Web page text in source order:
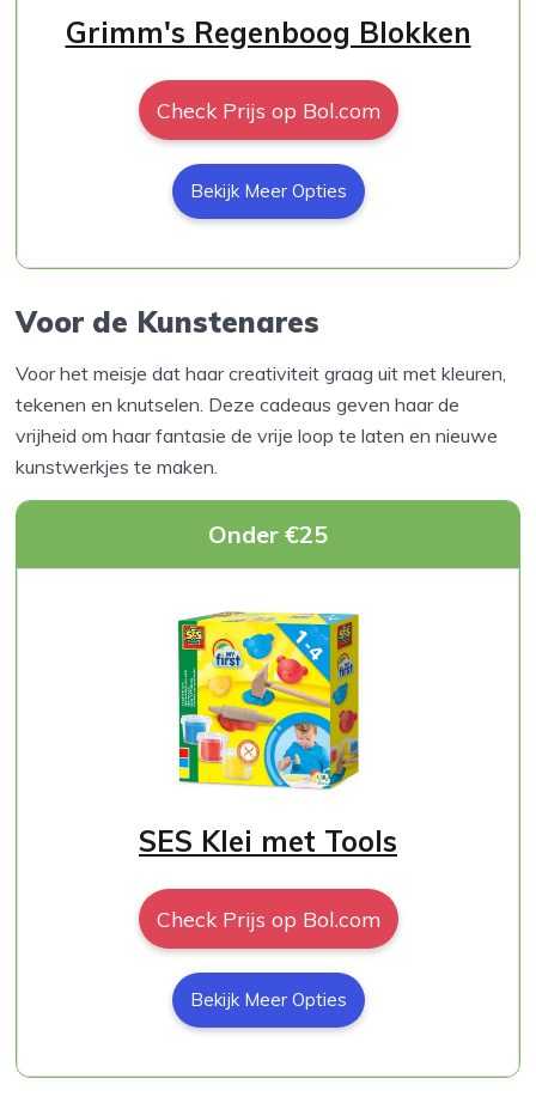
Grimm's Regenboog Blokken
Check Prijs op Bol.com
Bekijk Meer Opties
Voor de Kunstenares
Voor het meisje dat haar creativiteit graag uit met kleuren,
tekenen en knutselen. Deze cadeaus geven haar de
vrijheid om haar fantasie de vrije loop te laten en nieuwe
kunstwerkjes te maken.
Onder €25
SES Klei met Tools
Check Prijs op Bol.com
Bekijk Meer Opties